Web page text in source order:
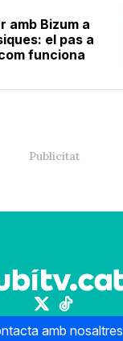
amb Bizum a
el pas a
funciona
amb nosaltres